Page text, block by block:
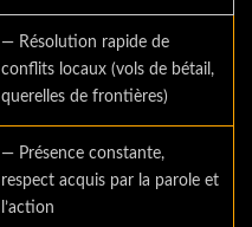
— Résolution rapide de
conflits locaux (vols de bétail,
querelles de frontières)
— Présence constante,
respect acquis par la parole et
l’action